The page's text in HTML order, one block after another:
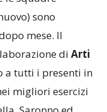
squadre
sono
mese. Il
diArti
tutti i presenti in